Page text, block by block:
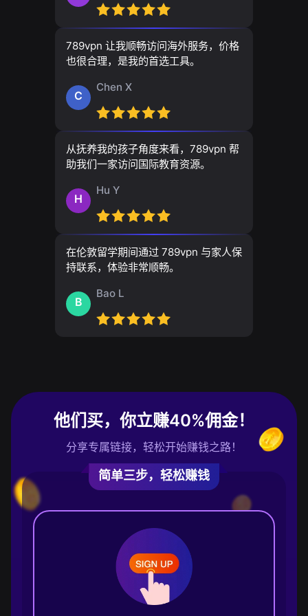
789vpn 让我顺畅访问海外服务，价格
也很合理，是我的首选工具。
C
Chen X
从抚养我的孩子角度来看，789vpn 帮
助我们一家访问国际教育资源。
H
Hu Y
在伦敦留学期间通过 789vpn 与家人保
持联系，体验非常顺畅。
B
Bao L
他们买，你立赚40%佣金！
分享专属链接，轻松开始赚钱之路！
简单三步，轻松赚钱